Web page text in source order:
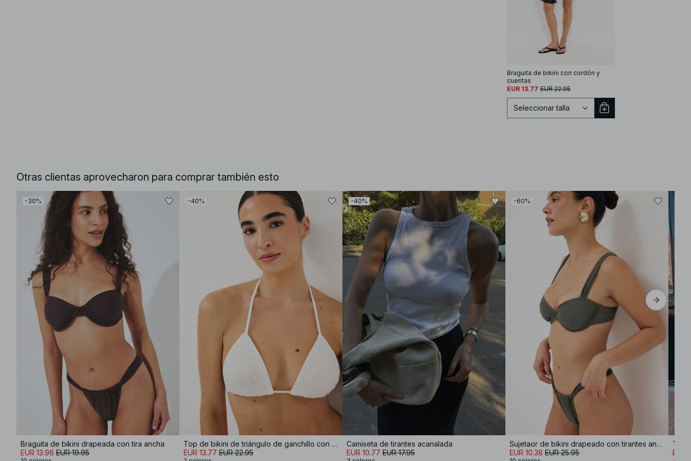
Braguita de bikini con cordón y
cuentas
EUR 13.77 EUR 22.95
Seleccionar talla
Otras clientas aprovecharon para comprar también esto
-30%
Braguita de bikini drapeada con tira ancha
EUR 13.96 EUR 19.95
-40%
Top de bikini de triángulo de ganchillo con relleno
EUR 13.77 EUR 22.95
-40%
Camiseta de tirantes acanalada
EUR 10.77 EUR 17.95
-60%
Sujetaor de bikini drapeado con tirantes anchos
EUR 10.38 EUR 25.95
Top
EUR